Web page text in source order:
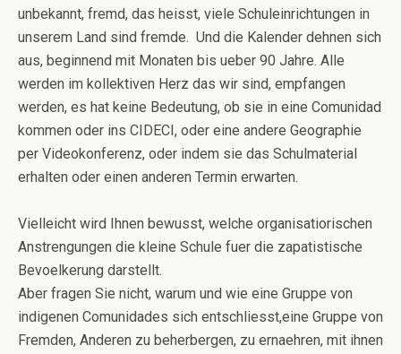
unbekannt, fremd, das heisst, viele Schuleinrichtungen in
unserem Land sind fremde. Und die Kalender dehnen sich
aus, beginnend mit Monaten bis ueber 90 Jahre. Alle
werden im kollektiven Herz das wir sind, empfangen
werden, es hat keine Bedeutung, ob sie in eine Comunidad
kommen oder ins CIDECI, oder eine andere Geographie
per Videokonferenz, oder indem sie das Schulmaterial
erhalten oder einen anderen Termin erwarten.
Vielleicht wird Ihnen bewusst, welche organisatiorischen
Anstrengungen die kleine Schule fuer die zapatistische
Bevoelkerung darstellt.
Aber fragen Sie nicht, warum und wie eine Gruppe von
indigenen Comunidades sich entschliesst,eine Gruppe von
Fremden, Anderen zu beherbergen, zu ernaehren, mit ihnen